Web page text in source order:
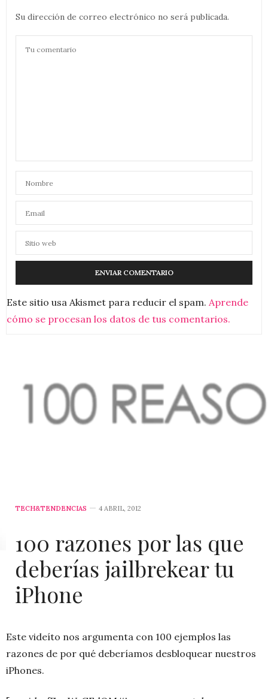
Su dirección de correo electrónico no será publicada.
Este sitio usa Akismet para reducir el spam. Aprende
cómo se procesan los datos de tus comentarios.
TECH&TENDENCIAS 4 ABRIL, 2012
100 razones por las que
deberías jailbrekear tu
iPhone
Este videíto nos argumenta con 100 ejemplos las
razones de por qué deberíamos desbloquear nuestros
iPhones.